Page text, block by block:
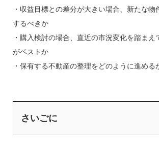
・収益目標との差分が大きい場合、新たな物
するべきか
・購入検討の場合、直近の市況変化を踏まえ
がベストか
・保有する不動産の整理をどのように進める
さいごに